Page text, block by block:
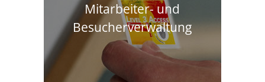
Mitarbeiter- und
Besucherverwaltung